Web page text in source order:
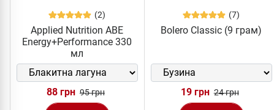
(2)
Applied Nutrition ABE
Energy+Performance 330
мл
88 грн 95 грн
(7)
Bolero Classic (9 грам)
19 грн 24 грн